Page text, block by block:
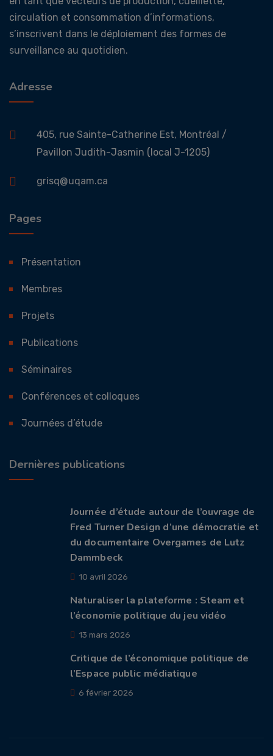
circulation et consommation d’informations,
s’inscrivent dans le déploiement des formes de
surveillance au quotidien.
Adresse
405, rue Sainte-Catherine Est, Montréal /
Pavillon Judith-Jasmin (local J-1205)
grisq@uqam.ca
Pages
Présentation
Membres
Projets
Publications
Séminaires
Conférences et colloques
Journées d’étude
Dernières publications
Journée d’étude autour de l’ouvrage de
Fred Turner Design d’une démocratie et
du documentaire Overgames de Lutz
Dammbeck
10 avril 2026
Naturaliser la plateforme : Steam et
l’économie politique du jeu vidéo
13 mars 2026
Critique de l’économique politique de
l’Espace public médiatique
6 février 2026